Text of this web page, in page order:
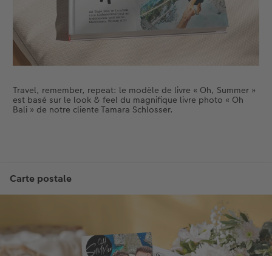
Travel, remember, repeat: le modèle de livre « Oh, Summer »
est basé sur le look & feel du magnifique livre photo « Oh
Bali » de notre cliente Tamara Schlosser.